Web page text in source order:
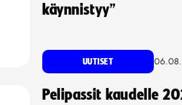
käynnistyy”
UUTISET
Pelipassit kaudelle